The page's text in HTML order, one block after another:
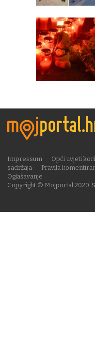
Copyright © Mojportal 2020.
Impressum Opći uvjeti
sadržaja
Pravila
Oglašavanje